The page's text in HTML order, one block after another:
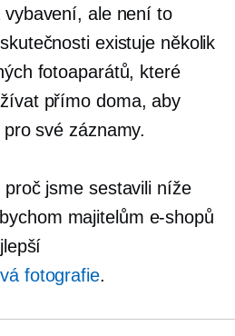
ale není to
existuje několik
fotoaparátů, které
přímo doma, aby
své záznamy.
jsme sestavili níže
majitelům e-shopů
fotografie.